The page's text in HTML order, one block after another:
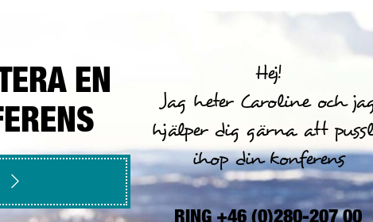
EN
Hej!
Jag heter Caroline och
hjälper dig gärna att
ihop din konferens
RING +46 (0)280-207 00